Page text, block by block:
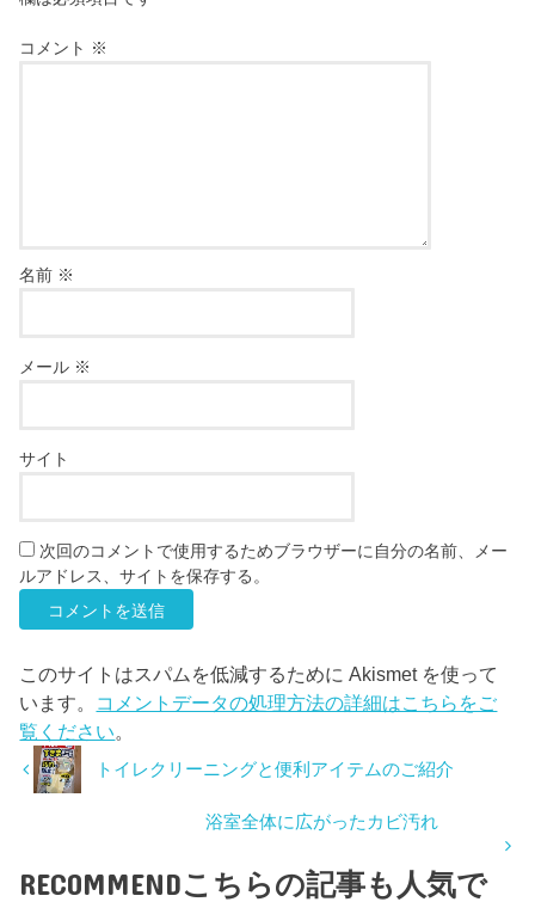
コメント ※
名前 ※
メール ※
サイト
次回のコメントで使用するためブラウザーに自分の名前、メー
ルアドレス、サイトを保存する。
このサイトはスパムを低減するために Akismet を使って
います。 コメントデータの処理方法の詳細はこちらをご
覧ください
トイレクリーニングと便利アイテムのご紹介
浴室全体に広がったカビ汚れ
RECOMMENDこちらの記事も人気で